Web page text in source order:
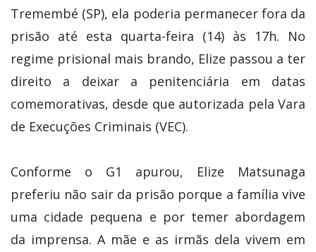
Tremembé (SP), ela poderia permanecer fora da
prisão até esta quarta-feira (14) às 17h. No
regime prisional mais brando, Elize passou a ter
direito a deixar a penitenciária em datas
comemorativas, desde que autorizada pela Vara
de Execuções Criminais (VEC).
Conforme o G1 apurou, Elize Matsunaga
preferiu não sair da prisão porque a família vive
uma cidade pequena e por temer abordagem
da imprensa. A mãe e as irmãs dela vivem em